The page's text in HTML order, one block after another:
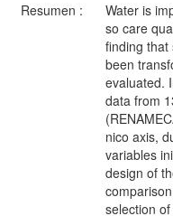
Resumen :
Water is
so care
finding that
been
evaluated.
data from
nico axis,
variables
design of
selection